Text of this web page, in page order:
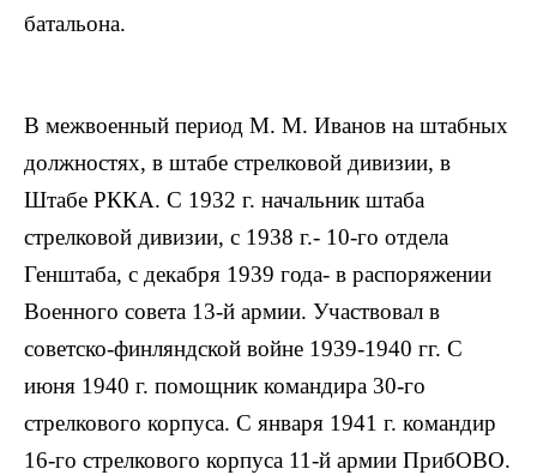
батальона.
В межвоенный период M. M. Иванов на штабных
должностях, в штабе стрелковой дивизии, в
Штабе РККА. С 1932 г. начальник штаба
стрелковой дивизии, с 1938 г.- 10-го отдела
Генштаба, с декабря 1939 года- в распоряжении
Военного совета 13-й армии. Участвовал в
советско-финляндской войне 1939-1940 гг. С
июня 1940 г. помощник командира 30-го
стрелкового корпуса. С января 1941 г. командир
16-го стрелкового корпуса 11-й армии ПрибОВО.